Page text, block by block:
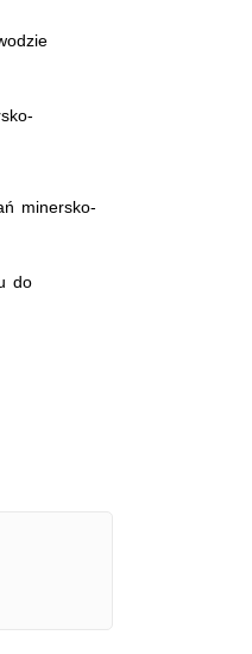
minersko-
do